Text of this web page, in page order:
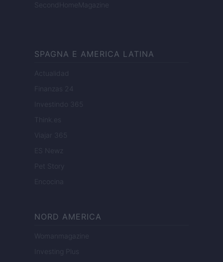
SecondHomeMagazine
SPAGNA E AMERICA LATINA
Actualidad
Finanzas 24
Investindo 365
Think.es
Viajar 365
ES Newz
Pet Story
Encocina
NORD AMERICA
Womanmagazine
Investing Plus